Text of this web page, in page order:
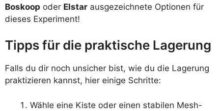
Boskoop oder Elstar ausgezeichnete Optionen für
dieses Experiment!
Tipps für die praktische Lagerung
Falls du dir noch unsicher bist, wie du die Lagerung
praktizieren kannst, hier einige Schritte:
Wähle eine Kiste oder einen stabilen Mesh-